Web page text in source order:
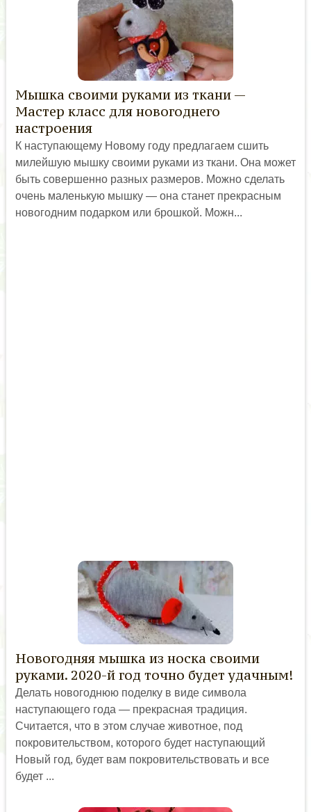
Мышка своими руками из ткани —
Мастер класс для новогоднего
настроения
К наступающему Новому году предлагаем сшить
милейшую мышку своими руками из ткани. Она может
быть совершенно разных размеров. Можно сделать
очень маленькую мышку — она станет прекрасным
новогодним подарком или брошкой. Можн...
Новогодняя мышка из носка своими
руками. 2020-й год точно будет удачным!
Делать новогоднюю поделку в виде символа
наступающего года — прекрасная традиция.
Считается, что в этом случае животное, под
покровительством, которого будет наступающий
Новый год, будет вам покровительствовать и все
будет ...